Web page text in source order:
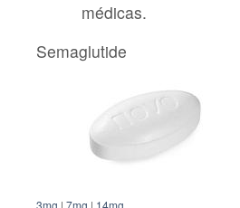
médicas.
Semaglutide
3mg | 7mg | 14mg